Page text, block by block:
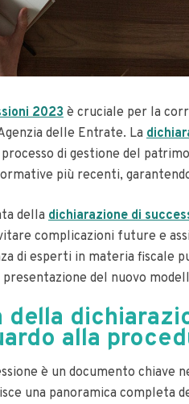
2023 è cruciale per la
delle Entrate. La
di gestione del
più recenti,
della dichiarazione di
complicazioni future e
di esperti in materia fiscale
del nuovo
della
alla
è un documento chiave
una panoramica completa